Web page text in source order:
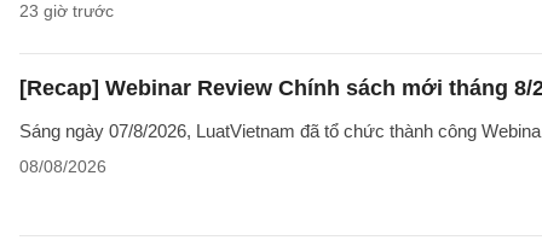
23 giờ trước
[Recap] Webinar Review Chính sách mới tháng
Sáng ngày 07/8/2026, LuatVietnam đã tổ chức thành công
08/08/2026